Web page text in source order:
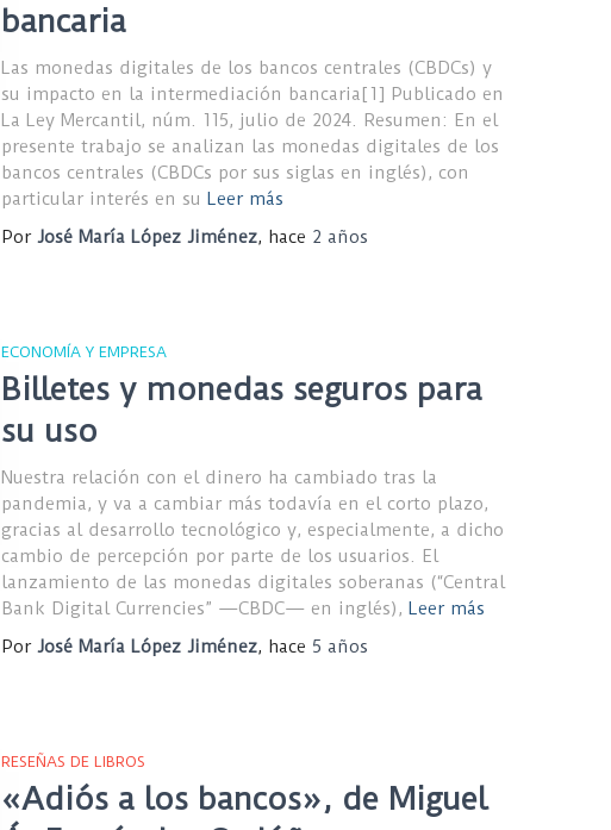
bancaria
Las monedas digitales de los bancos centrales (CBDCs) y
su impacto en la intermediación bancaria[1] Publicado en
La Ley Mercantil, núm. 115, julio de 2024. Resumen: En el
presente trabajo se analizan las monedas digitales de los
bancos centrales (CBDCs por sus siglas en inglés), con
particular interés en su Leer más
Por José María López Jiménez, hace 2 años
ECONOMÍA Y EMPRESA
Billetes y monedas seguros para
su uso
Nuestra relación con el dinero ha cambiado tras la
pandemia, y va a cambiar más todavía en el corto plazo,
gracias al desarrollo tecnológico y, especialmente, a dicho
cambio de percepción por parte de los usuarios. El
lanzamiento de las monedas digitales soberanas (“Central
Bank Digital Currencies” —CBDC— en inglés), Leer más
Por José María López Jiménez, hace 5 años
RESEÑAS DE LIBROS
«Adiós a los bancos», de Miguel